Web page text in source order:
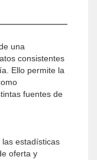
una
consistentes
Ello permite la
fuentes de
estadísticas
oferta y